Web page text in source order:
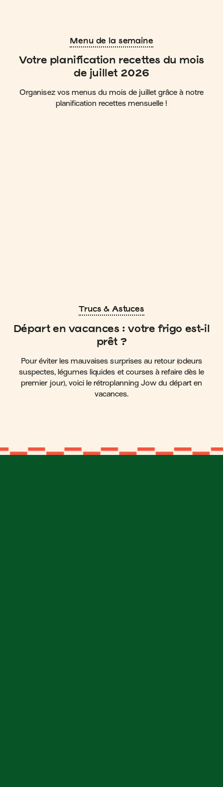
Menu de la semaine
Votre planification recettes du mois
de juillet 2026
Organisez vos menus du mois de juillet grâce à notre
planification recettes mensuelle !
Trucs & Astuces
Départ en vacances : votre frigo est-il
prêt ?
Pour éviter les mauvaises surprises au retour (odeurs
suspectes, légumes liquides et courses à refaire dès le
premier jour), voici le rétroplanning Jow du départ en
vacances.